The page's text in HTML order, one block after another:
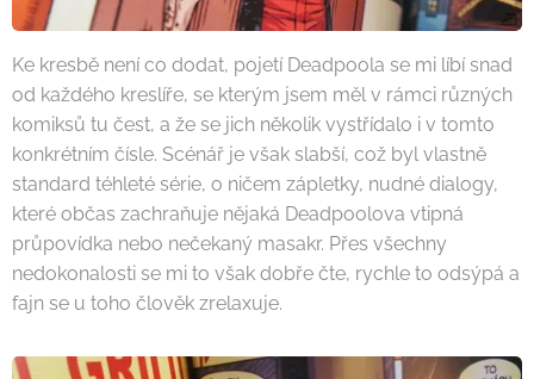
Ke kresbě není co dodat, pojetí Deadpoola se mi líbí snad
od každého kreslíře, se kterým jsem měl v rámci různých
komiksů tu čest, a že se jich několik vystřídalo i v tomto
konkrétním čísle. Scénář je však slabší, což byl vlastně
standard téhleté série, o ničem zápletky, nudné dialogy,
které občas zachraňuje nějaká Deadpoolova vtipná
průpovídka nebo nečekaný masakr. Přes všechny
nedokonalosti se mi to však dobře čte, rychle to odsýpá a
fajn se u toho člověk zrelaxuje.